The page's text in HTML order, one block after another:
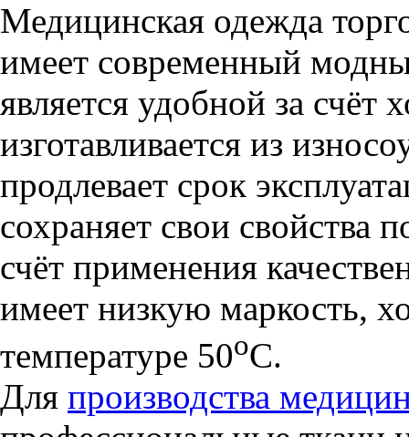
Медицинская одежда
имеет современный
является удобной за счёт
изготавливается из
продлевает срок
сохраняет свои свойства
счёт применения
имеет низкую маркость,
температуре 50оС.
Для производства